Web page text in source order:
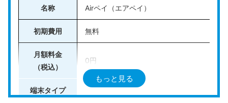
選べる端末は以下の5タイプで、業態や利用シーンに応
じて柔軟に選択できます。
ポケットに収まる「Squareハンディ」
スマホと連携して使う「
レシート印刷も可能な「 Square ターミナル
タブレット一体型端末「Square スタンド」
名称 Airペイ（エアペイ）
初期費用 無料
月額料金
（税込）
0円
端末タイプ カードリーダー型
もっと見る